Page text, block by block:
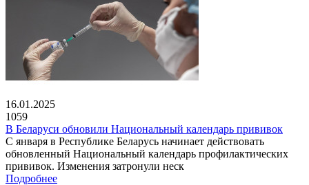
16.01.2025
1059
В Беларуси обновили Национальный календарь прививок
С января в Республике Беларусь начинает действовать
обновленный Национальный календарь профилактических
прививок. Изменения затронули неск
Подробнее